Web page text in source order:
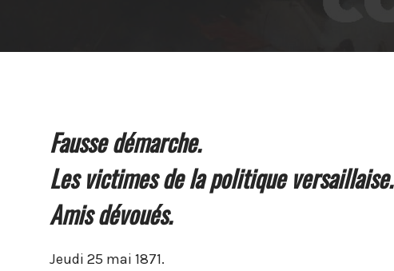
Fausse démarche.
Les victimes de la politique versaillaise.
Amis dévoués.
Jeudi 25 mai 1871.